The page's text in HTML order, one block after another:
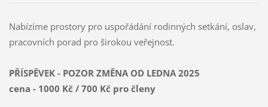
Nabízíme prostory pro uspořádání rodinných setkání, oslav,
pracovních porad pro širokou veřejnost.
PŘÍSPĚVEK - POZOR ZMĚNA OD LEDNA 2025
cena - 1000 Kč / 700 Kč pro členy